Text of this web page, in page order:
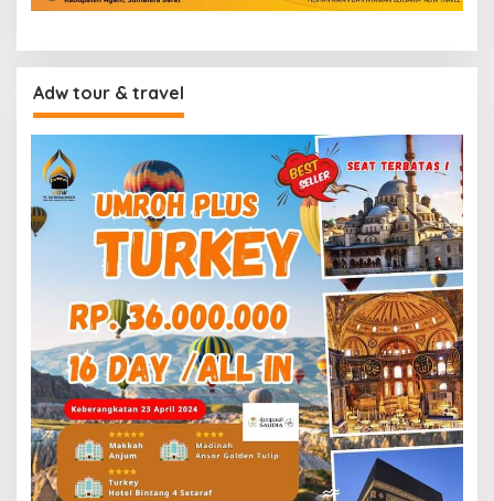
Adw tour & travel